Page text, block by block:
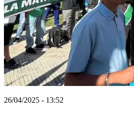
26/04/2025 - 13:52